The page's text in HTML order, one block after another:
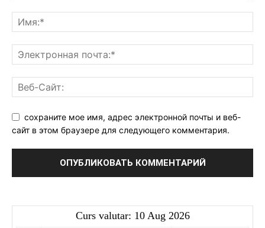
сохраните мое имя, адрес электронной почты и веб-
сайт в этом браузере для следующего комментария.
Curs valutar: 10 Aug 2026